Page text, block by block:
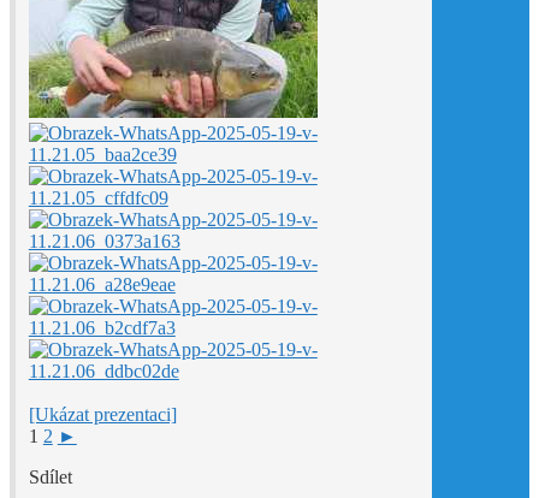
[Ukázat prezentaci]
1 2 ►
Sdílet